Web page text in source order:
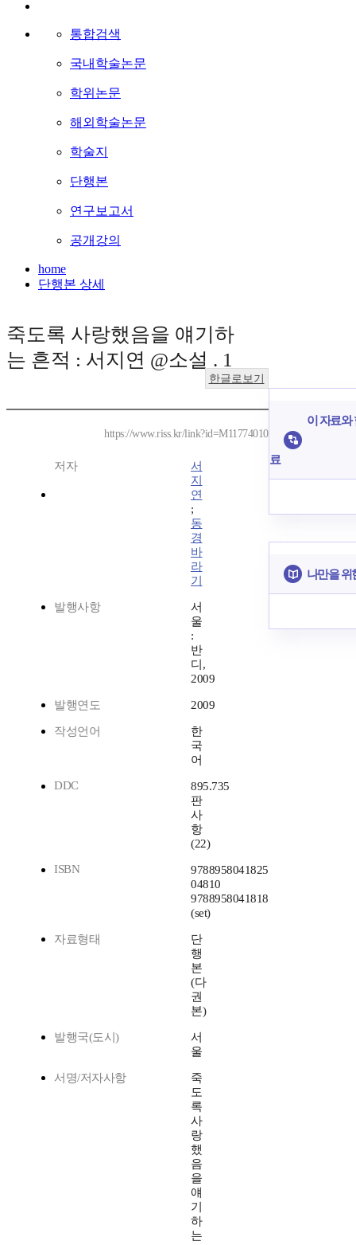
통합검색
국내학술논문
학위논문
해외학술논문
학술지
단행본
연구보고서
공개강의
home
단행본 상세
죽도록 사랑했음을 얘기하
는 흔적 : 서지연 @소설 . 1
한글로보기
https://www.riss.kr/link?id=M11774010
저자
서
지
연
;
동
경
바
라
기
발행사항
서
울
:
반
디,
2009
발행연도 2009
작성언어
한
국
어
DDC
895.735
판
사
항
(22)
ISBN
9788958041825
04810
9788958041818
(set)
자료형태
단
행
본
(다
권
본)
발행국(도시)
서
울
서명/저자사항
죽
도
록
사
랑
했
음
을
얘
기
하
는
이 자료와
료
나만을 위